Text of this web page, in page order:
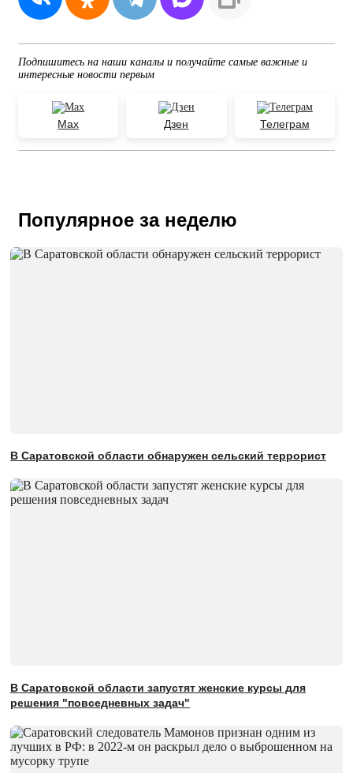
Подпишитесь на наши каналы и получайте самые важные и
интересные новости первым
Max Дзен Телеграм
Популярное за неделю
В Саратовской области обнаружен сельский террорист
В Саратовской области запустят женские курсы для
решения "повседневных задач"